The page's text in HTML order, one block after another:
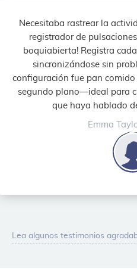
Necesitaba rastrear la
registrador de
boquiabierta! Registra
sincronizándose sin
configuración fue pan
segundo plano—ideal para
que haya hablado
Emma
Lea algunos testimonios